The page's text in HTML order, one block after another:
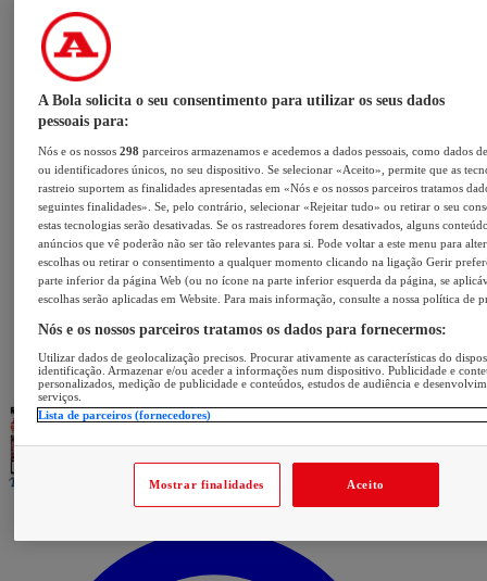
A Bola solicita o seu consentimento para utilizar os seus dados
pessoais para:
Nós e os nossos298 parceiros armazenamos e acedemos a dados pessoais, como dados
ou identificadores únicos, no seu dispositivo. Se selecionar «Aceito», permite que as
rastreio suportem as finalidades apresentadas em «Nós e os nossos parceiros tratamos
seguintes finalidades». Se, pelo contrário, selecionar «Rejeitar tudo» ou retirar o seu
estas tecnologias serão desativadas. Se os rastreadores forem desativados, alguns
anúncios que vê poderão não ser tão relevantes para si. Pode voltar a este menu para
escolhas ou retirar o consentimento a qualquer momento clicando na ligação Gerir
parte inferior da página Web (ou no ícone na parte inferior esquerda da página, se
escolhas serão aplicadas em Website. Para mais informação, consulte a nossa política de
Nós e os nossos parceiros tratamos os dados para fornecermos:
Utilizar dados de geolocalização precisos. Procurar ativamente as características do
identificação. Armazenar e/ou aceder a informações num dispositivo. Publicidade e
personalizados, medição de publicidade e conteúdos, estudos de audiência e
serviços.
Lista de parceiros (fornecedores)
Mostrar finalidades Aceito